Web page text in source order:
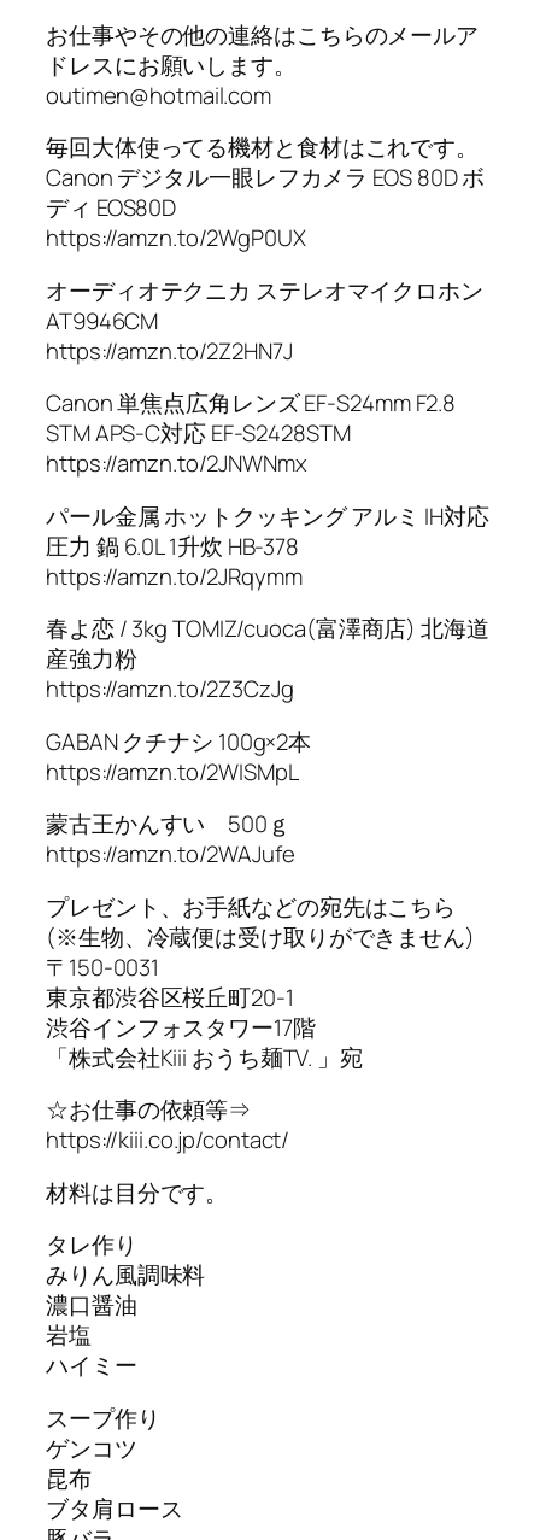
お仕事やその他の連絡はこちらのメールア
ドレスにお願いします。
outimen@hotmail.com
毎回大体使ってる機材と食材はこれです。
Canon デジタル一眼レフカメラ EOS 80D ボ
ディ EOS80D
https://amzn.to/2WgP0UX
オーディオテクニカ ステレオマイクロホン
AT9946CM
https://amzn.to/2Z2HN7J
Canon 単焦点広角レンズ EF-S24mm F2.8
STM APS-C対応 EF-S2428STM
https://amzn.to/2JNWNmx
パール金属 ホットクッキング アルミ IH対応
圧力 鍋 6.0L 1升炊 HB-378
https://amzn.to/2JRqymm
春よ恋 / 3kg TOMIZ/cuoca(富澤商店) 北海道
産強力粉
https://amzn.to/2Z3CzJg
GABAN クチナシ 100g×2本
https://amzn.to/2WISMpL
蒙古王かんすい 500ｇ
https://amzn.to/2WAJufe
プレゼント、お手紙などの宛先はこちら
(※生物、冷蔵便は受け取りができません)
〒150-0031
東京都渋谷区桜丘町20-1
渋谷インフォスタワー17階
「株式会社Kiii おうち麺TV. 」宛
☆お仕事の依頼等⇒
https://kiii.co.jp/contact/
材料は目分です。
タレ作り
みりん風調味料
濃口醤油
岩塩
ハイミー
スープ作り
ゲンコツ
昆布
ブタ肩ロース